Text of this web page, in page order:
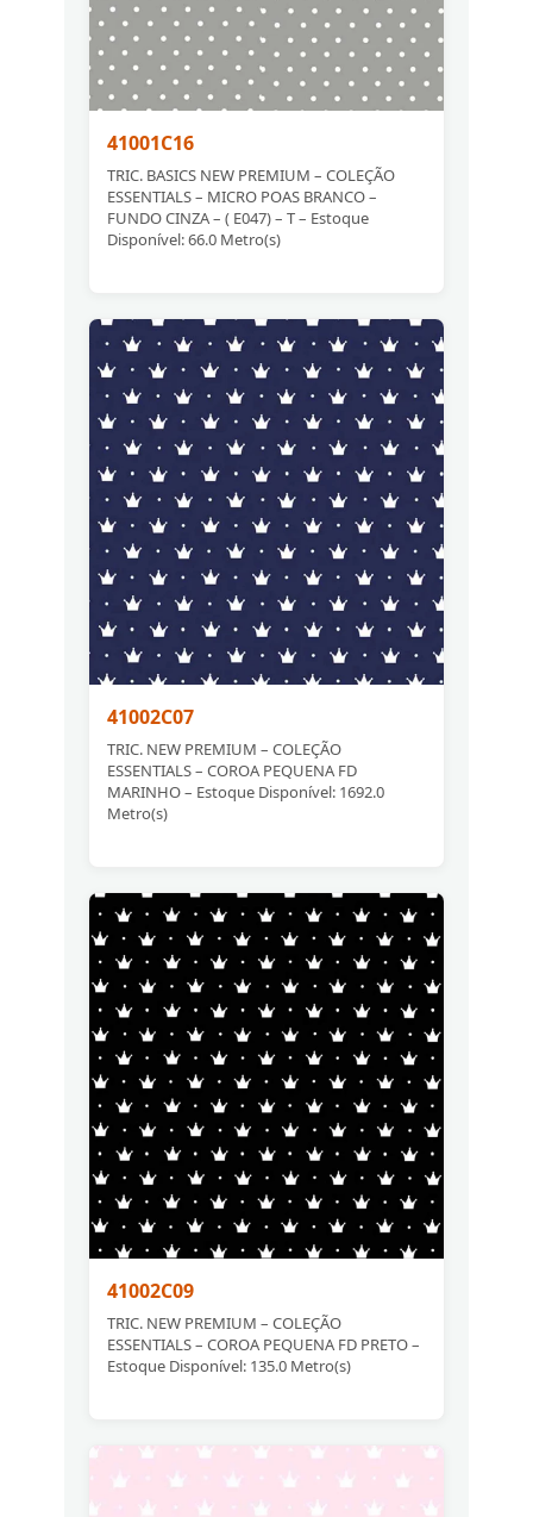
41001C16
TRIC. BASICS NEW PREMIUM – COLEÇÃO
ESSENTIALS – MICRO POAS BRANCO –
FUNDO CINZA – ( E047) – T – Estoque
Disponível: 66.0 Metro(s)
41002C07
TRIC. NEW PREMIUM – COLEÇÃO
ESSENTIALS – COROA PEQUENA FD
MARINHO – Estoque Disponível: 1692.0
Metro(s)
41002C09
TRIC. NEW PREMIUM – COLEÇÃO
ESSENTIALS – COROA PEQUENA FD PRETO –
Estoque Disponível: 135.0 Metro(s)